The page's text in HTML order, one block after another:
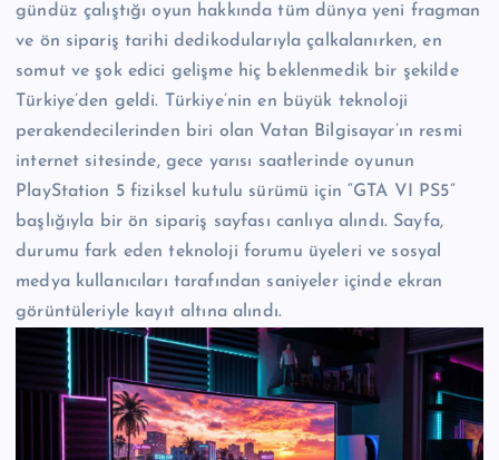
gündüz çalıştığı oyun hakkında tüm dünya yeni fragman
ve ön sipariş tarihi dedikodularıyla çalkalanırken, en
somut ve şok edici gelişme hiç beklenmedik bir şekilde
Türkiye’den geldi. Türkiye’nin en büyük teknoloji
perakendecilerinden biri olan Vatan Bilgisayar’ın resmi
internet sitesinde, gece yarısı saatlerinde oyunun
PlayStation 5 fiziksel kutulu sürümü için “GTA VI PS5”
başlığıyla bir ön sipariş sayfası canlıya alındı. Sayfa,
durumu fark eden teknoloji forumu üyeleri ve sosyal
medya kullanıcıları tarafından saniyeler içinde ekran
görüntüleriyle kayıt altına alındı.